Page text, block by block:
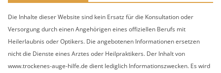
v
Die Inhalte dieser Website sind kein Ersatz für die Konsultation oder
Versorgung durch einen Angehörigen eines offiziellen Berufs mit
Heilerlaubnis oder Optikers. Die angebotenen Informationen ersetzen
nicht die Dienste eines Arztes oder Heilpraktikers. Der Inhalt von
www.trockenes-auge-hilfe.de dient lediglich Informationszwecken. Es wird